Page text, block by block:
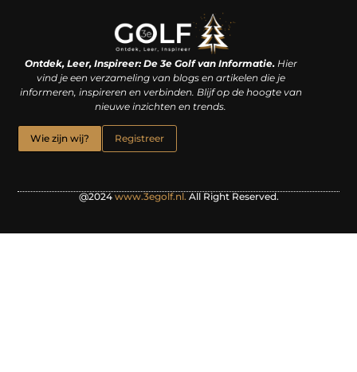
Ontdek, Leer, Inspireer: De 3e Golf van Informatie.Hier
vind je een verzameling van blogs en artikelen die je
informeren, inspireren en verbinden. Blijf op de hoogte van
nieuwe inzichten en trends.
Wie zijn wij? Registreer
@2024www.3egolf.nl.All Right Reserved.